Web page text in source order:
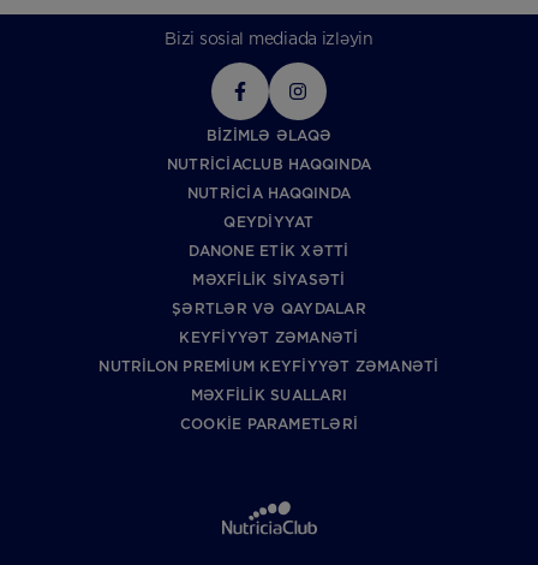
Bizi sosial mediada izləyin
BIZIMLƏ ƏLAQƏ
NUTRICIACLUB HAQQINDA
NUTRICIA HAQQINDA
QEYDIYYAT
DANONE ETIK XƏTTI
MƏXFILIK SIYASƏTI
ŞƏRTLƏR VƏ QAYDALAR
KEYFIYYƏT ZƏMANƏTI
NUTRILON PREMIUM KEYFIYYƏT ZƏMANƏTI
MƏXFILIK SUALLARI
COOKIE PARAMETLƏRI